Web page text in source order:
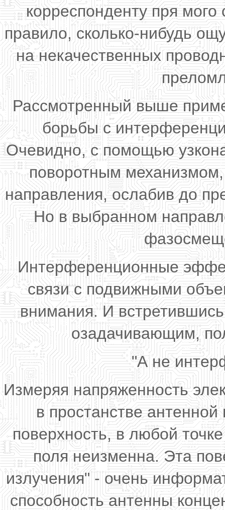
корреспонденту пря мого
правило, сколько-нибудь
на некачественных
Рассмотренный выше
борьбы с
Очевидно, с помощью
поворотным
направления, ослабив до
Но в выбранном
Интерференционные
связи с подвижными
внимания. И
озадачивающим,
"А не
Измеряя напряженность
в простанстве
поверхность, в любой
поля неизменна. Эта
излучения" - очень
способность антенны